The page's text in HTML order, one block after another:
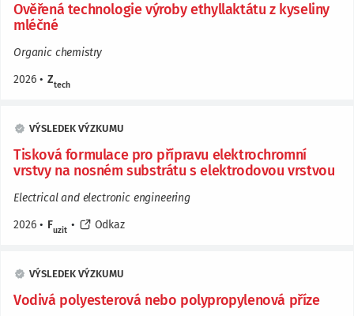
Ověřená technologie výroby ethyllaktátu z kyseliny
mléčné
Organic chemistry
2026 • Ztech
VÝSLEDEK VÝZKUMU
Tisková formulace pro přípravu elektrochromní
vrstvy na nosném substrátu s elektrodovou vrstvou
Electrical and electronic engineering
2026 • Fuzit • Odkaz
VÝSLEDEK VÝZKUMU
Vodivá polyesterová nebo polypropylenová příze